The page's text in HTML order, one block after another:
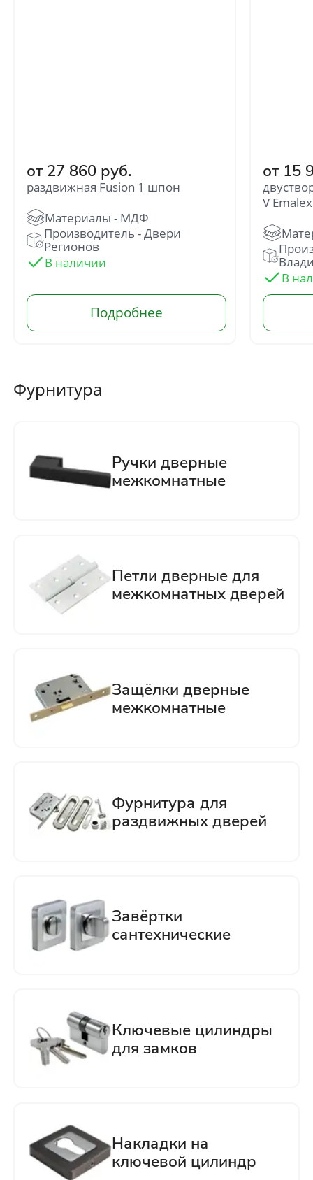
от 27 860 руб.
раздвижная Fusion 1 шпон
Производитель - Двери
Регионов
от 15
V
Фурнитура
Отправить
Нажимая кнопку «Отправить», Вы
соглашаетесь с политикой обработки
персональных данных